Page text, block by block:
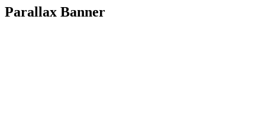
Parallax Banner